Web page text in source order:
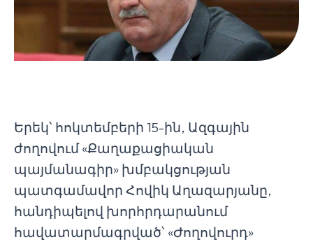
Երեկ՝ հոկտեմբերի 15-ին, Ազգային
ժողովում «Քաղաքացիական
պայմանագիր» խմբակցության
պատգամավոր Հովիկ Աղազարյանը,
հանդիպելով խորհրդարանում
հավատարմագրված՝ «Ժողովուրդ»